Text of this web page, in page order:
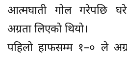
आत्मघाती गोल गरेपछि
अग्रता लिएको थियो।
पहिलो हाफसम्म १–० ले